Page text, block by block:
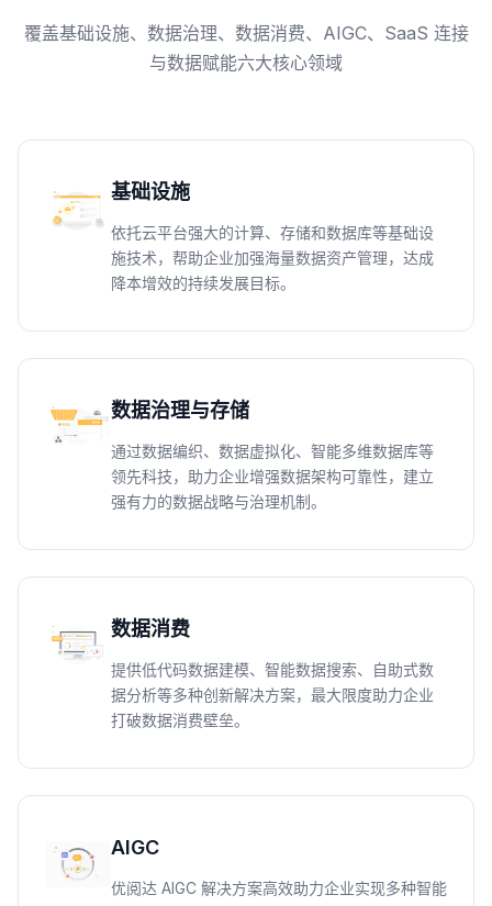
覆盖基础设施、数据治理、数据消费、AIGC、SaaS 连接
与数据赋能六大核心领域
基础设施
依托云平台强大的计算、存储和数据库等基础设
施技术，帮助企业加强海量数据资产管理，达成
降本增效的持续发展目标。
数据治理与存储
通过数据编织、数据虚拟化、智能多维数据库等
领先科技，助力企业增强数据架构可靠性，建立
强有力的数据战略与治理机制。
数据消费
提供低代码数据建模、智能数据搜索、自助式数
据分析等多种创新解决方案，最大限度助力企业
打破数据消费壁垒。
AIGC
优阅达 AIGC 解决方案高效助力企业实现多种智能